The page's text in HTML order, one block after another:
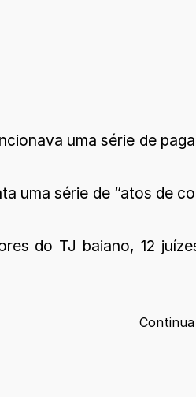
uma série de
uma série de “atos de
do TJ baiano, 12